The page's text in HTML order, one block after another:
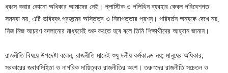
ধ্বংস করার কোনো অধিকার আমাদের নেই। প্লাস্টিক ও পলিথিন ব্যবহার কেবল পরিবেশগত
সমস্যা নয়, এটি ভবিষ্যৎ প্রজন্মের অস্তিত্ব ও নিরাপত্তার প্রশ্ন। পরিবর্তন অন্যকে দেখে নয়,
নিজ নিজ আচরণ বদলানোর মাধ্যমেই শুরু করতে হবে বলে তিনি শিক্ষার্থীদের আহ্বান জানান।
রাজনীতি বিষয়ে উপদেষ্টা বলেন, রাজনীতি মানেই শুধু দলীয় কর্মকাণ্ড নয়; মানুষের অধিকার,
সরকারের জবাবদিহিতা ও নাগরিক দায়িত্বও রাজনীতির অংশ। তরুণদের রাজনীতি সচেতন ও